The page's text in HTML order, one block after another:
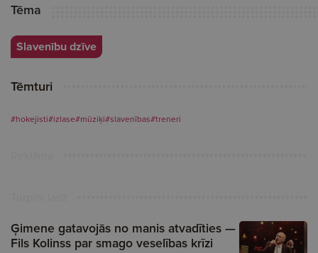
Tēma
Slavenību dzīve
Tēmturi
#hokejisti#izlase#mūziķi#slavenības#treneri
Ģimene gatavojās no manis atvadīties —
Fils Kolinss par smago veselības krīzi